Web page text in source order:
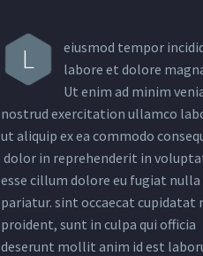
L
eiusmod tempor
labore et dolore
Ut enim ad minim
nostrud exercitation ullamco
ut aliquip ex ea commodo
dolor in reprehenderit in
esse cillum dolore eu fugiat nulla
pariatur. sint occaecat cupidatat
proident, sunt in culpa qui officia
deserunt mollit anim id est